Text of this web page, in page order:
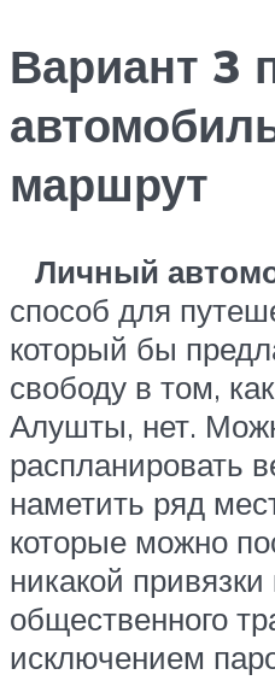
Вариант 3
маршрут
Личный
способ для
который бы
свободу в том,
Алушты, нет.
распланировать
наметить ряд
которые можно
никакой привязки
общественного
исключением